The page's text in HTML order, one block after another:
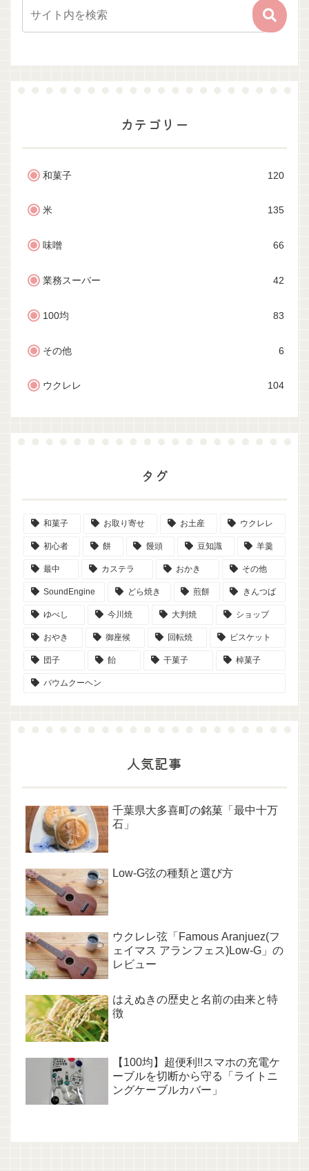
カテゴリー
和菓子 120
米 135
味噌 66
業務スーパー 42
100均 83
その他 6
ウクレレ 104
タグ
和菓子 お取り寄せ お土産 ウクレレ
初心者 餅 饅頭 豆知識 羊羹
最中 カステラ おかき その他
SoundEngine どら焼き 煎餅 きんつば
ゆべし 今川焼 大判焼 ショップ
おやき 御座候 回転焼 ビスケット
団子 飴 干菓子 棹菓子
バウムクーヘン
人気記事
千葉県大多喜町の銘菓「最中十万
石」
Low-G弦の種類と選び方
ウクレレ弦「Famous Aranjuez(フ
ェイマス アランフェス)Low-G」の
レビュー
はえぬきの歴史と名前の由来と特
徴
【100均】超便利!!スマホの充電ケ
ーブルを切断から守る「ライトニ
ングケーブルカバー」